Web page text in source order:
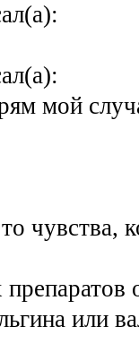
мой
чувства,
или